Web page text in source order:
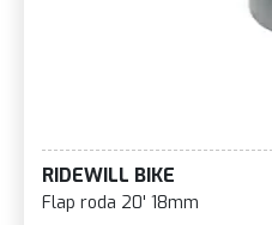
RIDEWILL BIKE
Flap roda 20' 18mm